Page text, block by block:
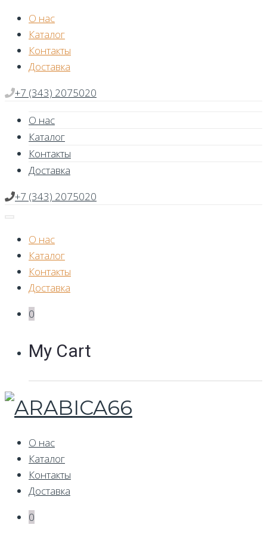
Skip
content
О нас
Каталог
Контакты
Доставка
+7 (343) 2075020
О нас
Каталог
Контакты
Доставка
+7 (343) 2075020
О нас
Каталог
Контакты
Доставка
0
My Cart
О нас
Каталог
Контакты
Доставка
0